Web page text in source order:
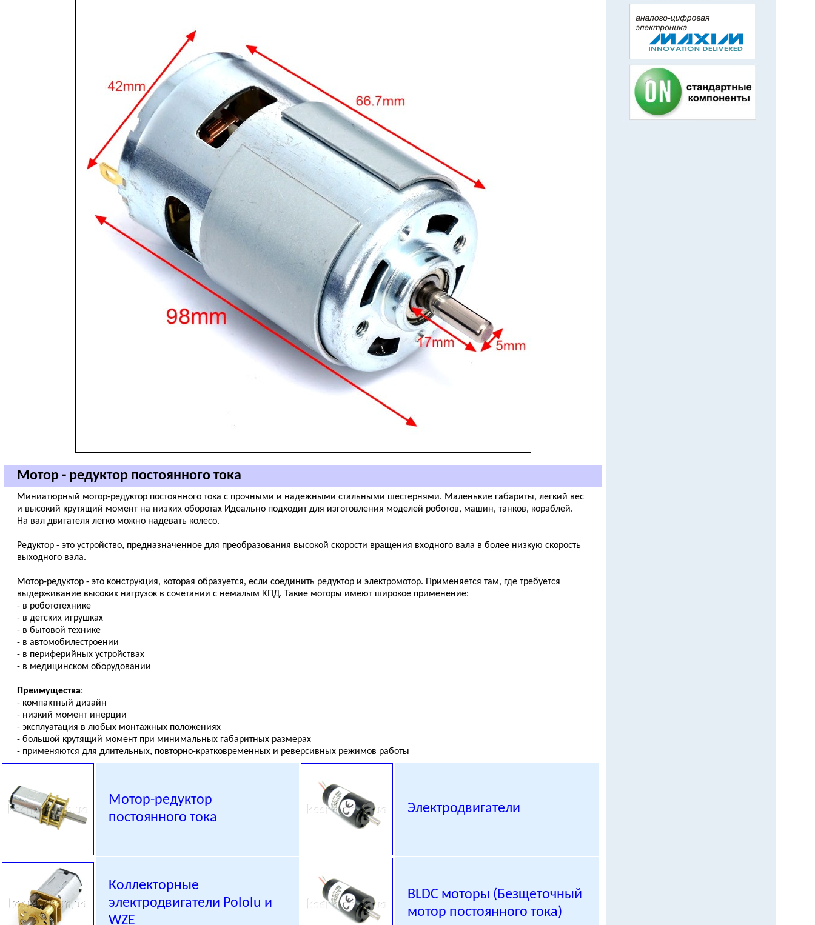
Мотор - редуктор постоянного тока
Миниатюрный мотор-редуктор постоянного тока с прочными и надежными стальными шестернями. Маленькие габариты, легкий вес
и высокий крутящий момент на низких оборотах Идеально подходит для изготовления моделей роботов, машин, танков, кораблей.
На вал двигателя легко можно надевать колесо.
Редуктор - это устройство, предназначенное для преобразования высокой скорости вращения входного вала в более низкую скорость
выходного вала.
Мотор-редуктор - это конструкция, которая образуется, если соединить редуктор и электромотор. Применяется там, где требуется
выдерживание высоких нагрузок в сочетании с немалым КПД. Такие моторы имеют широкое применение:
- в робототехнике
- в детских игрушках
- в бытовой технике
- в автомобилестроении
- в периферийных устройствах
- в медицинском оборудовании
Преимущества:
- компактный дизайн
- низкий момент инерции
- эксплуатация в любых монтажных положениях
- большой крутящий момент при минимальных габаритных размерах
- применяются для длительных, повторно-кратковременных и реверсивных режимов работы
Мотор-редуктор
постоянного тока
Электродвигатели
Коллекторные
электродвигатели Pololu и
WZE
BLDC моторы (Безщеточный
мотор постоянного тока)